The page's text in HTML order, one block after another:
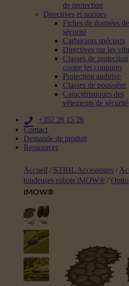
de protection
Directives et normes
Fiches de données de
sécurité
Carburants spéciaux
Directives sur les
Classes de protection
contre les coupures
Protection auditive
Classes de poussière
Caractéristiques des
vêtements de sécurité
+352 26 15 26
Contact
Demande de produit
Ressources
Accueil / STIHL Accessoires /
tondeuses robots iMOW® /
iMOW®